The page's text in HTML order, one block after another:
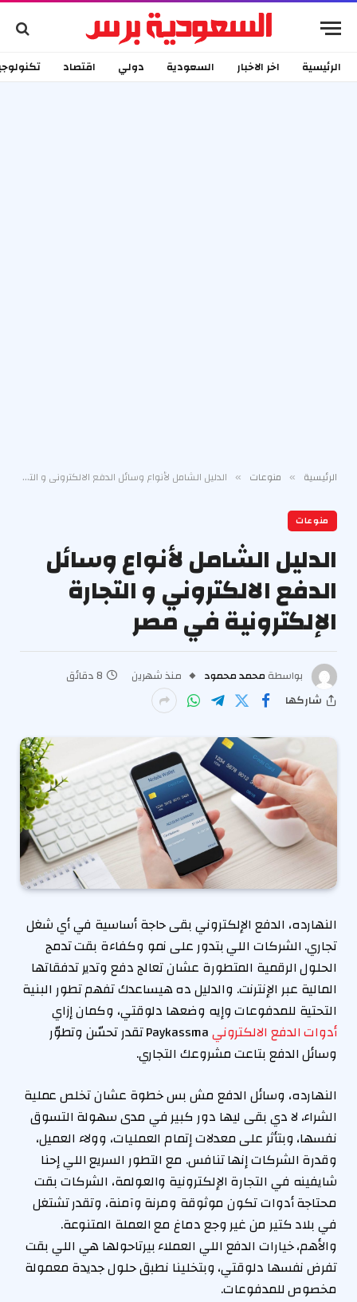
الرئيسية اخر الاخبار السعودية دولي اقتصاد
الرئيسية » منوعات » الدليل الشامل لأنواع وسائل الدفع الالكتروني و التجارة الإلكترونية في مصر
منوعات
الدليل الشامل لأنواع وسائل
الدفع الالكتروني و التجارة
الإلكترونية في مصر
بواسطة محمد محمود منذ شهرين
8 دقائق
شاركها
النهارده، الدفع الإلكتروني بقى حاجة أساسية في أي شغل
تجاري. الشركات اللي بتدور على نمو وكفاءة بقت تدمج
الحلول الرقمية المتطورة عشان تعالج دفع وتدير تدفقاتها
المالية عبر الإنترنت. والدليل ده هيساعدك تفهم تطور البنية
التحتية للمدفوعات وإيه وضعها دلوقتي، وكمان إزاي
أدوات الدفع الالكتروني
Paykassma تقدر تحسّن وتطوّر
وسائل الدفع بتاعت مشروعك التجاري.
النهارده، وسائل الدفع مش بس خطوة عشان تخلص عملية
الشراء، لا دي بقى ليها دور كبير في مدى سهولة التسوق
نفسها، وبتأثر على معدلات إتمام العمليات، وولاء العميل،
وقدرة الشركات إنها تنافس. مع التطور السريع اللي إحنا
شايفينه في التجارة الإلكترونية والعولمة، الشركات بقت
محتاجة أدوات تكون موثوقة ومرنة وآمنة، وتقدر تشتغل
في بلاد كتير من غير وجع دماغ مع العملة المتنوعة.
والأهم، خيارات الدفع اللي العملاء بيرتاحولها هي اللي بقت
تفرض نفسها دلوقتي، وبتخلينا نطبق حلول جديدة معمولة
مخصوص للمدفوعات.